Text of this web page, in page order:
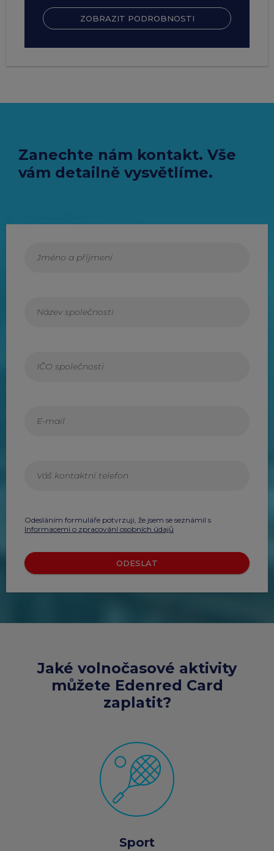
ZOBRAZIT PODROBNOSTI
Zanechte nám kontakt. Vše
vám detailně vysvětlíme.
Odesláním formuláře potvrzuji, že jsem se seznámil s
Informacemi o zpracování osobních údajů
ODESLAT
Jaké volnočasové aktivity
můžete Edenred Card
zaplatit?
Sport